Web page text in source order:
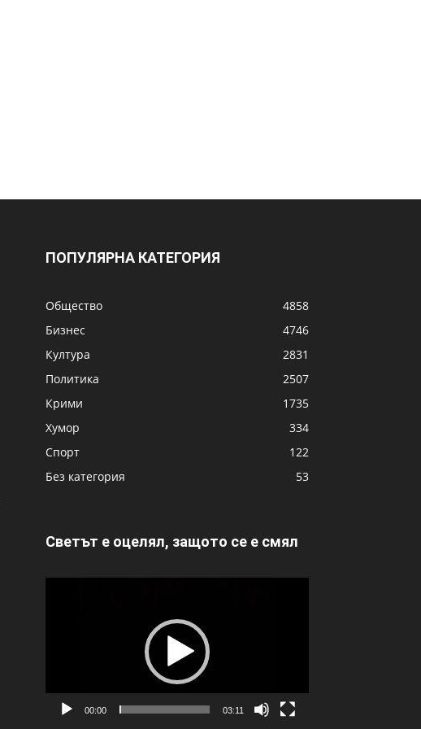
ПОПУЛЯРНА КАТЕГОРИЯ
Общество
4858
Бизнес
4746
Култура
2831
Политика
2507
Крими
1735
Хумор
334
Спорт
122
Без категория
53
Светът е оцелял, защото се е смял
00:00 03:11